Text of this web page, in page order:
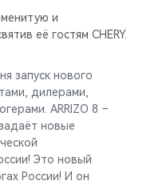
и
её гостям CHERY.
запуск нового
дилерами,
ARRIZO 8 –
новые
Это новый
России! И он